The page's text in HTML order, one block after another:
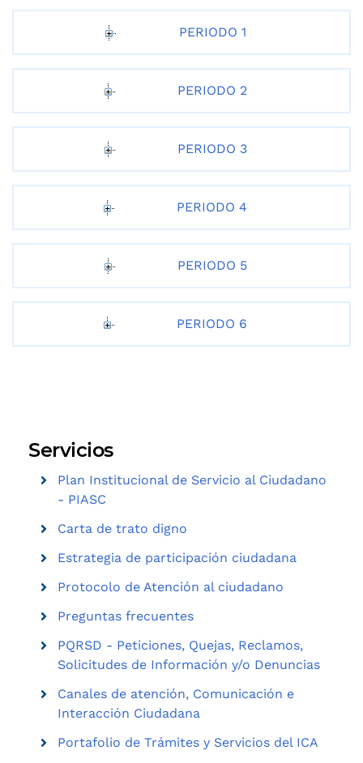
PERIODO 1
PERIODO 2
PERIODO 3
PERIODO 4
PERIODO 5
PERIODO 6
Servicios
Plan Institucional de Servicio al Ciudadano
- PIASC
Carta de trato digno
Estrategia de participación ciudadana
Protocolo de Atención al ciudadano
Preguntas frecuentes
PQRSD - Peticiones, Quejas, Reclamos,
Solicitudes de Información y/o Denuncias
Canales de atención, Comunicación e
Interacción Ciudadana
Portafolio de Trámites y Servicios del ICA